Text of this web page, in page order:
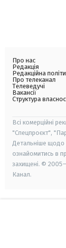
Про нас
Редакція
Редакційна
Про телеканал
Телеведучі
Вакансії
Структура
Всі комерційні
"Спецпроєкт",
Детальніше щодо
ознайомитись в
захищені. ©
Канал.